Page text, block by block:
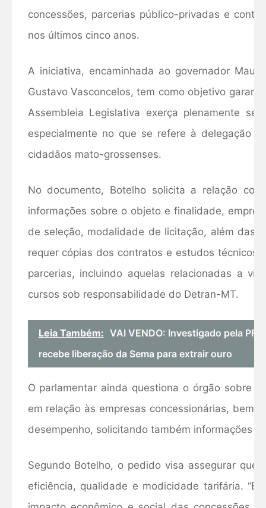
concessões, parcerias público-privadas e
nos últimos cinco anos.
A iniciativa, encaminhada ao governador
Gustavo Vasconcelos, tem como objetivo
Assembleia Legislativa exerça plenamente
especialmente no que se refere à delegação
cidadãos mato-grossenses.
No documento, Botelho solicita a relação
informações sobre o objeto e finalidade,
de seleção, modalidade de licitação, além das
requer cópias dos contratos e estudos
parcerias, incluindo aquelas relacionadas a
cursos sob responsabilidade do Detran-MT.
Leia Também: VAI VENDO: Investigado pela
recebe liberação da Sema para extrair ouro
O parlamentar ainda questiona o órgão sobre
em relação às empresas concessionárias, bem
desempenho, solicitando também informações
Segundo Botelho, o pedido visa assegurar
eficiência, qualidade e modicidade tarifária.